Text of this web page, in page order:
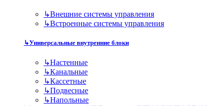
↳Внешние системы управления
↳Встроенные системы управления
↳Универсальные внутренние блоки
↳Настенные
↳Канальные
↳Кассетные
↳Подвесные
↳Напольные